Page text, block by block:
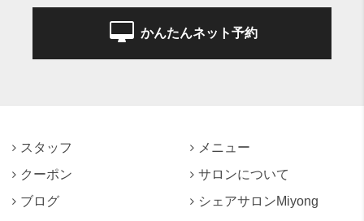
かんたんネット予約
スタッフ
メニュー
クーポン
サロンについて
ブログ
シェアサロンMiyong